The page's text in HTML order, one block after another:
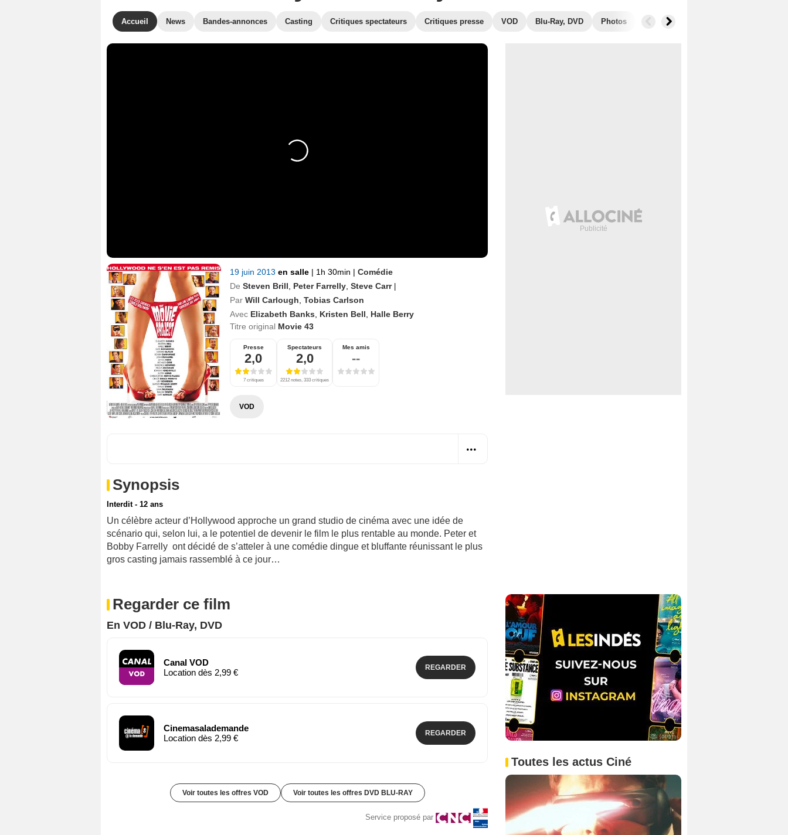
Accueil News Bandes-annonces Casting Critiques spectateurs Critiques presse VOD Blu-Ray, DVD Photos Secrets de tournage
19 juin 2013 en salle | 1h 30min | Comédie
De Steven Brill Peter Farrelly Steve Carr |
Par Will Carlough Tobias Carlson
Avec Elizabeth Banks Kristen Bell
Halle Berry
Titre original Movie 43
Presse
2,0
7 critiques
Spectateurs
2,0
2212 notes, 333 critiques
Mes amis
--
VOD
Synopsis
Interdit - 12 ans
Un célèbre acteur d’Hollywood approche un grand studio de cinéma avec une idée de
scénario qui, selon lui, a le potentiel de devenir le film le plus rentable au monde. Peter et
Bobby Farrelly ont décidé de s’atteler à une comédie dingue et bluffante réunissant le plus
gros casting jamais rassemblé à ce jour…
Regarder ce film
En VOD / Blu-Ray, DVD
Canal VOD
Location dès 2,99 €
REGARDER
Cinemasalademande
Location dès 2,99 €
REGARDER
Voir toutes les offres VOD Voir toutes les offres DVD BLU-RAY
Service proposé par
Toutes les actus Ciné